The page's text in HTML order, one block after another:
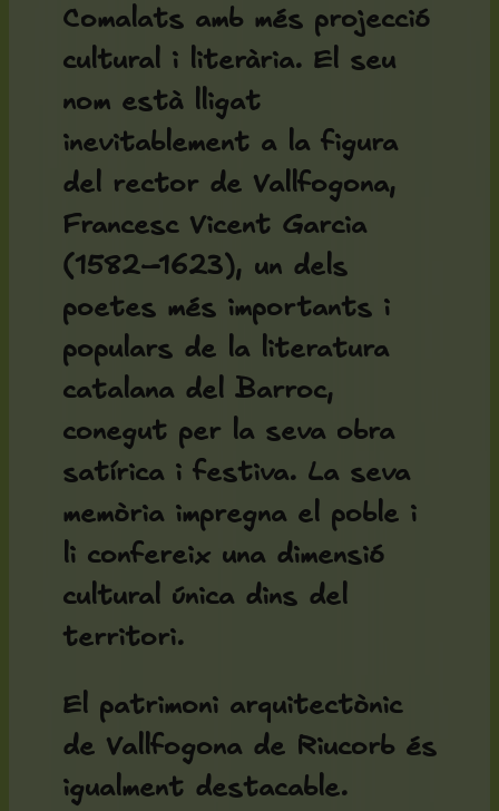
Comalats amb més projecció
cultural i literària. El seu
nom està lligat
inevitablement a la figura
del rector de Vallfogona,
Francesc Vicent Garcia
(1582–1623), un dels
poetes més importants i
populars de la literatura
catalana del Barroc,
conegut per la seva obra
satírica i festiva. La seva
memòria impregna el poble i
li confereix una dimensió
cultural única dins del
territori.
El patrimoni arquitectònic
de Vallfogona de Riucorb és
igualment destacable.